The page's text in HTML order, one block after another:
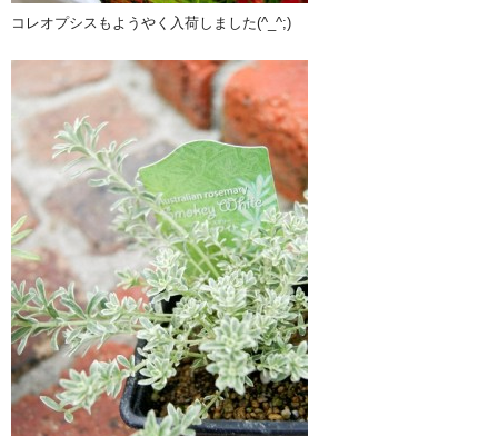
コレオプシスもようやく入荷しました(^_^;)